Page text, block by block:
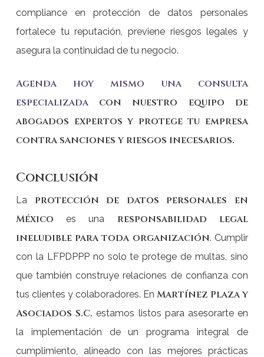
compliance en protección de datos personales
fortalece tu reputación, previene riesgos legales y
asegura la continuidad de tu negocio.
Agenda hoy mismo una consulta
especializadacon nuestro equipo de
abogados expertos y protege tu empresa
contra sanciones y riesgos inecesarios.
Conclusión
Laprotección de datos personales en
México es una responsabilidad legal
ineludible para toda organización. Cumplir
con la LFPDPPP no solo te protege de multas, sino
que también construye relaciones de confianza con
tus clientes y colaboradores. EnMartínez Plaza y
Asociados S.C. estamos listos para asesorarte en
la implementación de un programa integral de
cumplimiento, alineado con las mejores prácticas